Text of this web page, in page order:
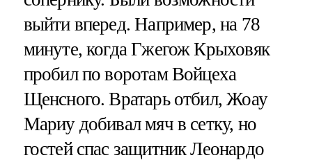
выйти вперед. Например, на 78
минуте, когда Гжегож Крыховяк
пробил по воротам Войцеха
Щенсного. Вратарь отбил, Жоау
Мариу добивал мяч в сетку, но
гостей спас защитник Леонардо